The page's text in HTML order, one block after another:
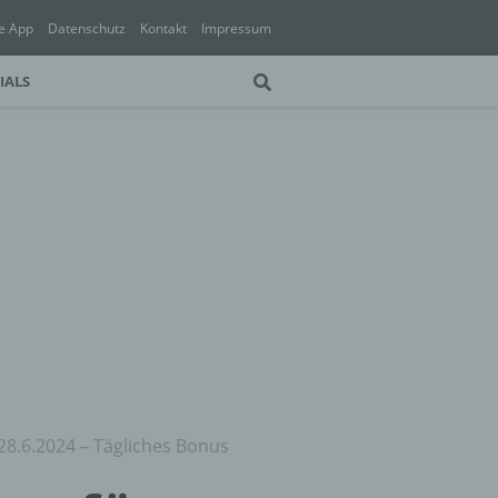
App Datenschutz Kontakt Impressum
– Tägliches Bonus